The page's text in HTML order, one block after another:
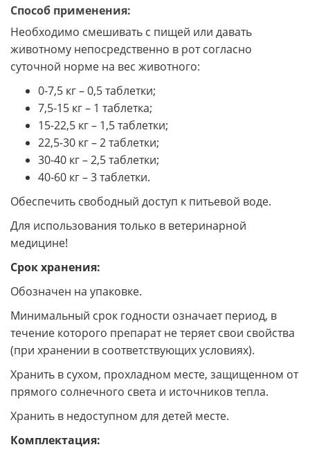
Способ применения:
Необходимо смешивать с пищей или давать
животному непосредственно в рот согласно
суточной норме на вес животного:
0-7,5 кг – 0,5 таблетки;
7,5-15 кг – 1 таблетка;
15-22,5 кг – 1,5 таблетки;
22,5-30 кг – 2 таблетки;
30-40 кг – 2,5 таблетки;
40-60 кг – 3 таблетки.
Обеспечить свободный доступ к питьевой воде.
Для использования только в ветеринарной
медицине!
Срок хранения:
Обозначен на упаковке.
Минимальный срок годности означает период, в
течение которого препарат не теряет свои свойства
(при хранении в соответствующих условиях).
Хранить в сухом, прохладном месте, защищенном от
прямого солнечного света и источников тепла.
Хранить в недоступном для детей месте.
Комплектация: